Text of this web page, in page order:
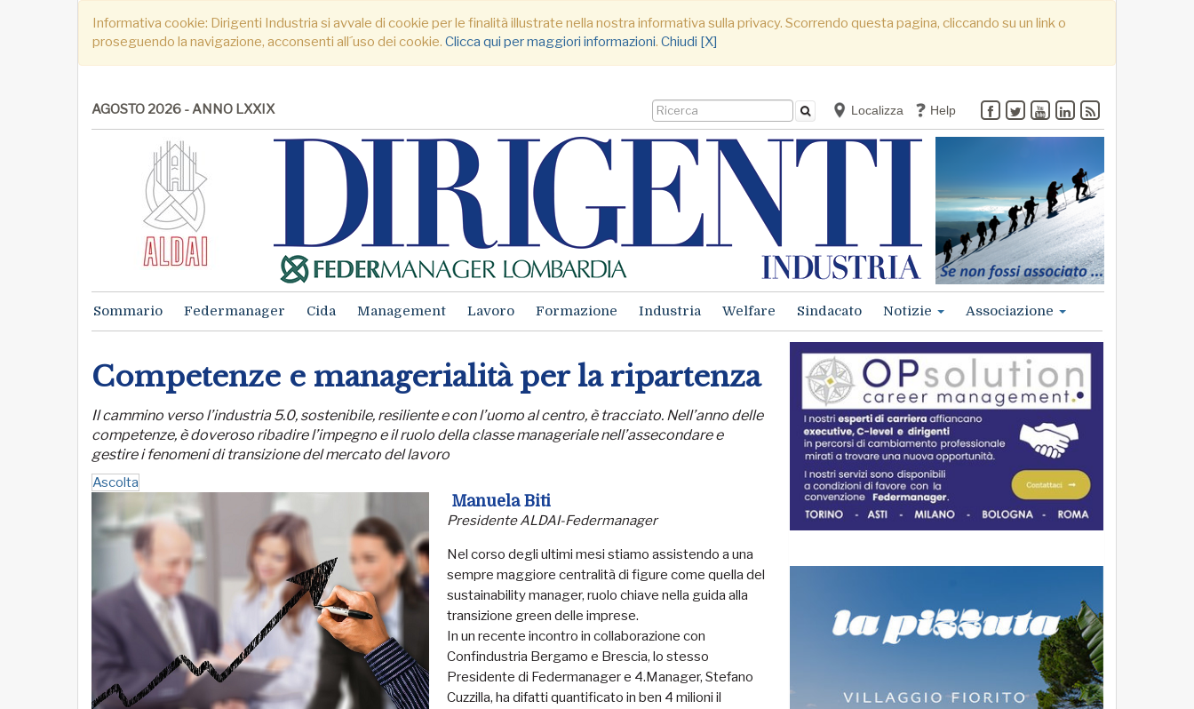
Informativa cookie: Dirigenti Industria si avvale di cookie per le finalità illustrate nella nostra informativa sulla privacy. Scorrendo questa pagina, cliccando su un link o
proseguendo la navigazione, acconsenti all´uso dei cookie. Clicca qui per maggiori informazioni. Chiudi [X]
AGOSTO 2026 - ANNO LXXIX Localizza Help
Sommario Federmanager Cida Management Lavoro Formazione Industria Welfare Sindacato Notizie Associazione
Competenze e managerialità per la ripartenza
Il cammino verso l’industria 5.0, sostenibile, resiliente e con l’uomo al centro, è tracciato. Nell’anno delle
competenze, è doveroso ribadire l’impegno e il ruolo della classe manageriale nell’assecondare e
gestire i fenomeni di transizione del mercato del lavoro
Ascolta
Manuela Biti
Presidente ALDAI-Federmanager
Nel corso degli ultimi mesi stiamo assistendo a una
sempre maggiore centralità di figure come quella del
sustainability manager, ruolo chiave nella guida alla
transizione green delle imprese.
In un recente incontro in collaborazione con
Confindustria Bergamo e Brescia, lo stesso
Presidente di Federmanager e 4.Manager, Stefano
Cuzzilla, ha difatti quantificato in ben 4 milioni il